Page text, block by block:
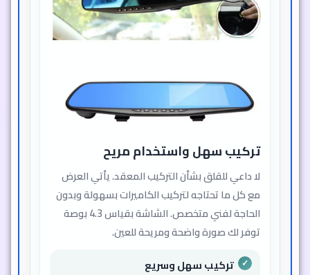
تركيب سهل واستخدام مريح
لا داعي للقلق بشأن التركيب المعقد. يأتي العرض
مع كل ما تحتاجه لتركيب الكاميرات بسهولة وبدون
الحاجة لفني متخصص. الشاشة بقياس 4.3 بوصة
توفر لك صورة واضحة ومريحة للعين.
تركيب سهل وسريع